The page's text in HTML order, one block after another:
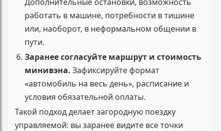
работать в машине, потребности в тишине
или, наоборот, в неформальном общении в
пути.
Заранее согласуйте маршрут и стоимость
минивэна. Зафиксируйте формат
«автомобиль на весь день», расписание и
условия обязательной оплаты.
Такой подход делает загородную поездку
управляемой: вы заранее видите все точки